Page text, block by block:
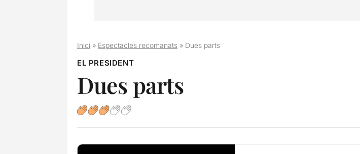
Inici» Espectacles recomanats» Dues parts
EL PRESIDENT
Dues parts